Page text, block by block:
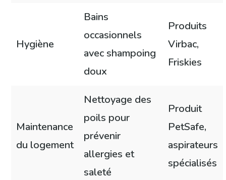
Hygiène
Bains
occasionnels
avec shampoing
doux
Produits
Virbac,
Friskies
Maintenance
du logement
Nettoyage des
poils pour
prévenir
allergies et
saleté
Produit
PetSafe,
aspirateurs
spécialisés